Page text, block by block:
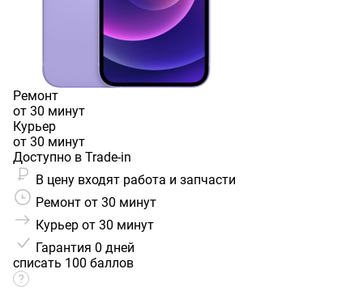
Ремонт
от 30 минут
Курьер
от 30 минут
Доступно в Trade-in
В цену входят работа и запчасти
Ремонт от 30 минут
Курьер от 30 минут
Гарантия 0 дней
списать 100 баллов